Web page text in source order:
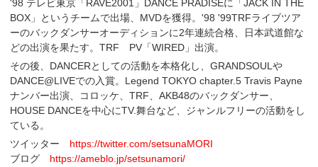
'98 テレビ東京「RAVE2001」DANCE PRADISEに「JACK IN THE
BOX」というチームで出場、MVDを獲得。'98 '99TRFライブツア
ーのバックダンサーオーディションに2年連続合格、日本武道館な
どの出演を果たす。TRF PV「WIRED」出演。
その後、DANCERとしての活動を本格化し、GRANDSOULや
DANCE@LIVEでの入賞。Legend TOKYO chapter.5 Travis Payne
ナンバー出演、コロッケ、TRF、AKB48のバックダンサー、
HOUSE DANCEを中心にTV.舞台など、ジャンルフリーの活動をし
ている。
ツイッター https://twitter.com/setsunaMORI
ブログ https://ameblo.jp/setsunamori/